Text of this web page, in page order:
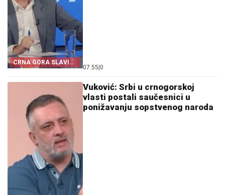
CRNA GORA SLAVI
„OLUJU“
07:55 0
Vuković: Srbi u crnogorskoj
vlasti postali saučesnici u
ponižavanju sopstvenog naroda